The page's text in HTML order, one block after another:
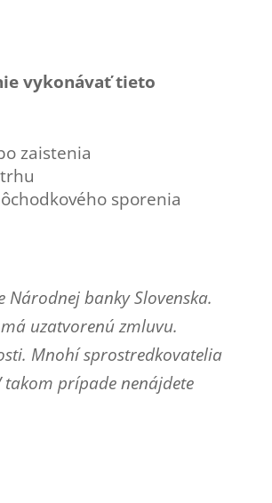
vykonávať tieto
zaistenia
sporenia
banky Slovenska.
uzatvorenú zmluvu.
Mnohí sprostredkovatelia
prípade nenájdete